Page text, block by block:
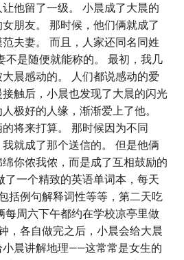
他留了一级。 小晨成了大晨的
朋友。 那时候，他们俩就成了
夫妻。 而且，人家还同名同姓
不是随便就能称的。 最初，我几
晨感动的。 人们都说感动的爱
触后，小晨也发现了大晨的闪光
极好的人缘，渐渐爱上了他。
将来打算。 那时候因为不同
就成了那个送信的。 但是他俩
你侬我侬，而是成了互相鼓励的
了一个精致的英语单词本，每天
括例句解释词性等等，第二天吃
每周六下午都约在学校凉亭里做
，各自做完之后，小晨会给大晨
晨讲解地理——这常常是女生的